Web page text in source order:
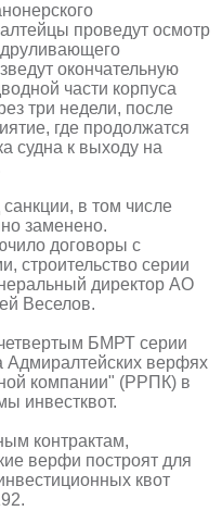
проведут осмотр
окончательную
части корпуса
три недели, после
где продолжатся
судна к выходу на
в том числе
заменено.
договоры с
строительство серии
директор АО
Веселов.
БМРТ серии
Адмиралтейских верфях
компании" (РРПК) в
инвестквот.
контрактам,
верфи построят для
квот